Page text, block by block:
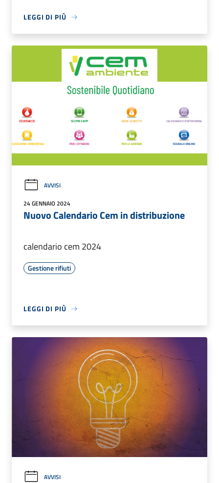
LEGGI DI PIÙ
AVVISI
24 GENNAIO 2024
Nuovo Calendario Cem in distribuzione
calendario cem 2024
Gestione rifiuti
LEGGI DI PIÙ
AVVISI